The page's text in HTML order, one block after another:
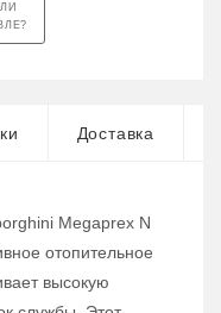
Доставка
Megaprex N
отопительное
высокую